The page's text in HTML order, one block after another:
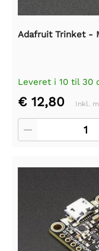
Adafruit Trinket -
Leveret i 10 til 30
€ 12,80 Inkl.